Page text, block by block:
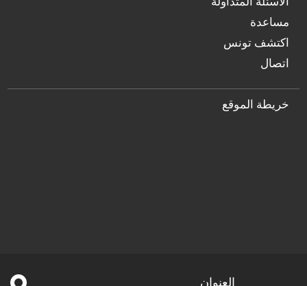
مساعدة
اكتشف تونس
اتصال
خريطة الموقع
العنوان